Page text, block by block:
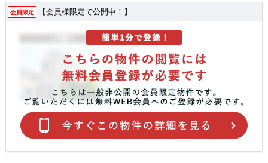
会員限定 【会員様限定で公開中！】